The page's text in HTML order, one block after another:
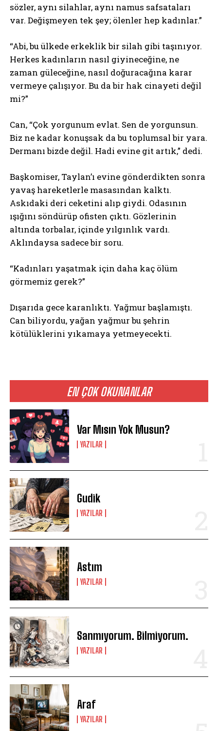
EN ÇOK OKUNANLAR
Var Mısın Yok Musun?
YAZILAR
Gudik
YAZILAR
Astım
YAZILAR
Sanmıyorum. Bilmiyorum.
YAZILAR
Araf
YAZILAR
sözler, aynı silahlar, aynı namus safsataları
var. Değişmeyen tek şey; ölenler hep kadınlar.”
“Abi, bu ülkede erkeklik bir silah gibi taşınıyor.
Herkes kadınların nasıl giyineceğine, ne
zaman güleceğine, nasıl doğuracağına karar
vermeye çalışıyor. Bu da bir hak cinayeti değil
mi?”
Can, “Çok yorgunum evlat. Sen de yorgunsun.
Biz ne kadar konuşsak da bu toplumsal bir yara.
Dermanı bizde değil. Hadi evine git artık,” dedi.
Başkomiser, Taylan’ı evine gönderdikten sonra
yavaş hareketlerle masasından kalktı.
Askıdaki deri ceketini alıp giydi. Odasının
ışığını söndürüp ofisten çıktı. Gözlerinin
altında torbalar, içinde yılgınlık vardı.
Aklındaysa sadece bir soru.
“Kadınları yaşatmak için daha kaç ölüm
görmemiz gerek?”
Dışarıda gece karanlıktı. Yağmur başlamıştı.
Can biliyordu, yağan yağmur bu şehrin
kötülüklerini yıkamaya yetmeyecekti.